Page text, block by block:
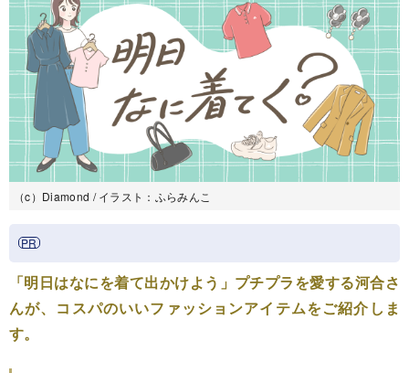
（c）Diamond / イラスト：ふらみんこ
「明日はなにを着て出かけよう」プチプラを愛する河合さ
んが、コスパのいいファッションアイテムをご紹介しま
す。